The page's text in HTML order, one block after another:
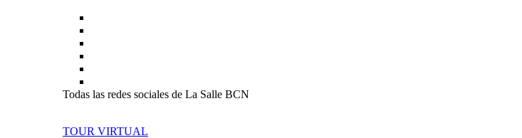
Todas las redes sociales de La Salle BCN
TOUR VIRTUAL